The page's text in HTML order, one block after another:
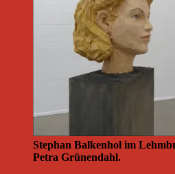
Stephan Balkenhol im
Petra Grünendahl.